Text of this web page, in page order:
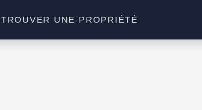
TROUVER UNE PROPRIÉTÉ